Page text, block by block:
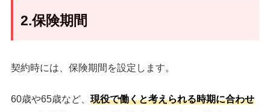
2.保険期間
契約時には、保険期間を設定します。
60歳や65歳など、 現役で働くと考えられる時期に合わせ